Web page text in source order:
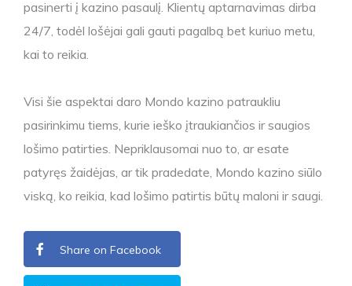
pasinerti į kazino pasaulį. Klientų aptarnavimas dirba
24/7, todėl lošėjai gali gauti pagalbą bet kuriuo metu,
kai to reikia.
Visi šie aspektai daro Mondo kazino patraukliu
pasirinkimu tiems, kurie ieško įtraukiančios ir saugios
lošimo patirties. Nepriklausomai nuo to, ar esate
patyręs žaidėjas, ar tik pradedate, Mondo kazino siūlo
viską, ko reikia, kad lošimo patirtis būtų maloni ir saugi.
Share on Facebook